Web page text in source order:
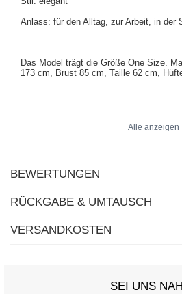
Anlass: für den Alltag, zur Arbeit, in der
Das Model trägt die Größe One Size.
173 cm, Brust 85 cm, Taille 62 cm,
unter den Achseln - 51 cm,
cm, Taillenbreite - 32 cm, Hüftbreite - 55
Alle anzeigen
BEWERTUNGEN
RÜCKGABE & UMTAUSCH
VERSANDKOSTEN
SEI UNS NAH